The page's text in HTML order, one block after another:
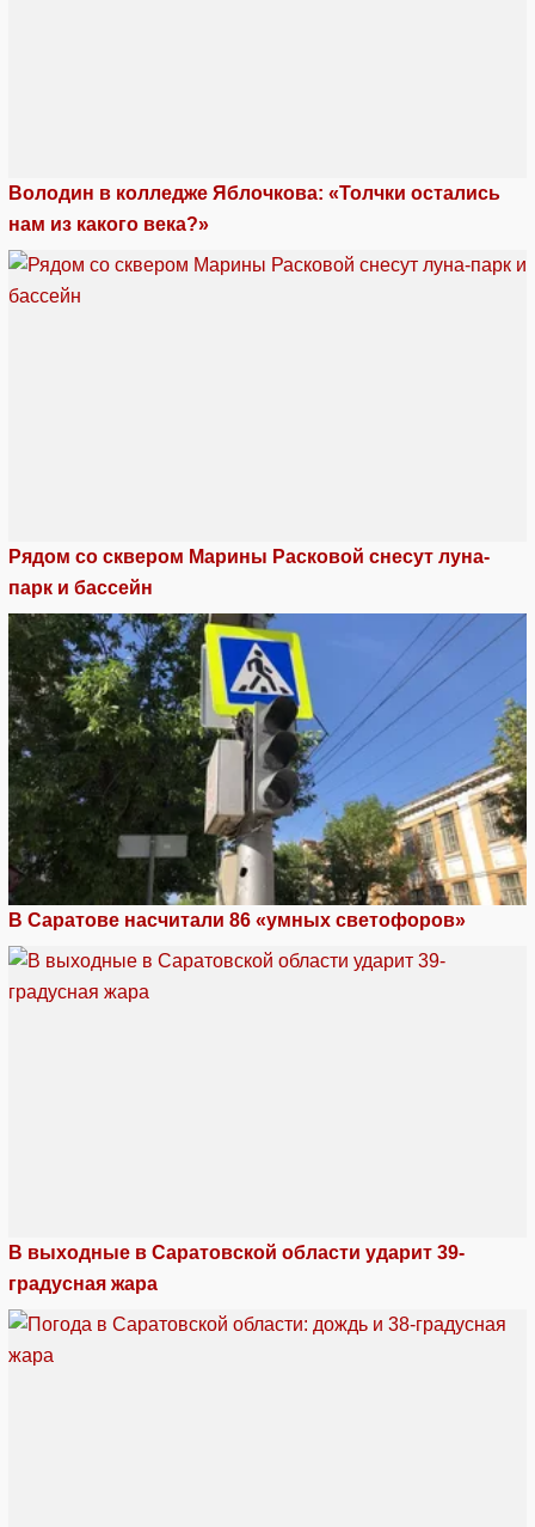
Володин в колледже Яблочкова: «Толчки остались
нам из какого века?»
Рядом со сквером Марины Расковой снесут луна-
парк и бассейн
В Саратове насчитали 86 «умных светофоров»
В выходные в Саратовской области ударит 39-
градусная жара